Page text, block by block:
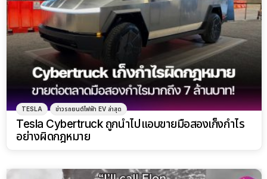
TESLA ข่าวรถยนต์ไฟฟ้า EV ล่าสุด
Tesla Cybertruck ถูกนำไปแอบขายมือสองเก็งกำไร
อย่างผิดกฎหมาย